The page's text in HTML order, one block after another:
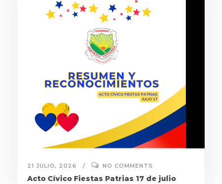
21 JULIO, 2026 NO COMMENTS
Acto Cívico Fiestas Patrias 17 de julio